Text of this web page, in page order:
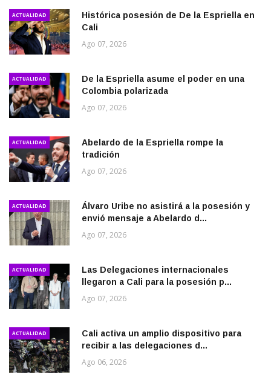
ACTUALIDAD
Histórica posesión de De la Espriella en
Cali
Ago 07, 2026
ACTUALIDAD
De la Espriella asume el poder en una
Colombia polarizada
Ago 07, 2026
ACTUALIDAD
Abelardo de la Espriella rompe la
tradición
Ago 07, 2026
ACTUALIDAD
Álvaro Uribe no asistirá a la posesión y
envió mensaje a Abelardo d...
Ago 07, 2026
ACTUALIDAD
Las Delegaciones internacionales
llegaron a Cali para la posesión p...
Ago 07, 2026
ACTUALIDAD
Cali activa un amplio dispositivo para
recibir a las delegaciones d...
Ago 06, 2026